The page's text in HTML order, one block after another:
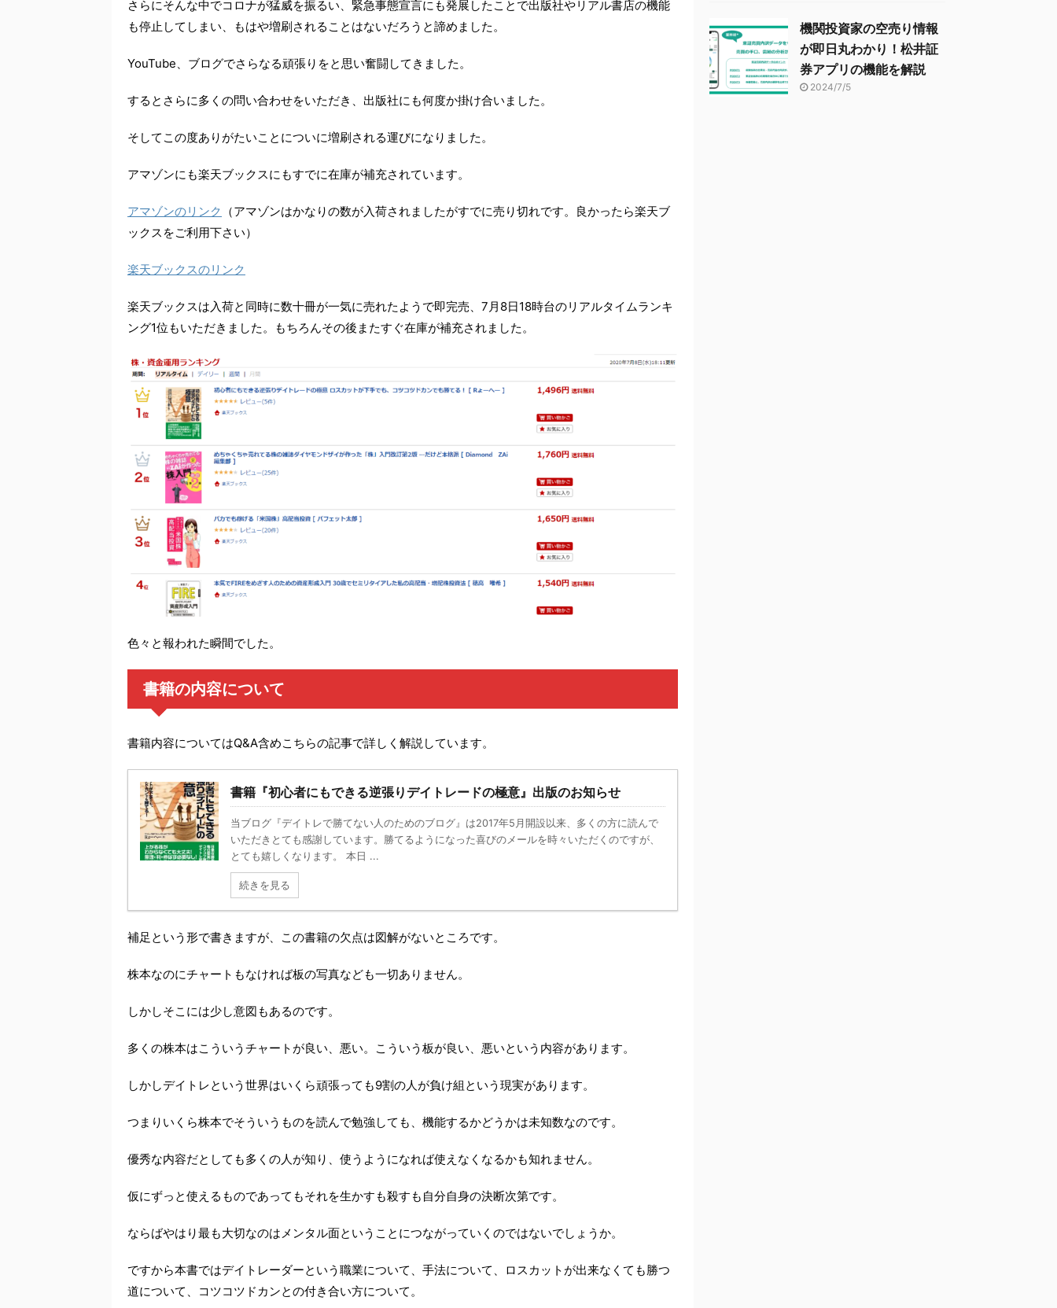
さらにそんな中でコロナが猛威を振るい、緊急事態宣言にも発展したことで出版社やリアル書店の機能
も停止してしまい、もはや増刷されることはないだろうと諦めました。
YouTube、ブログでさらなる頑張りをと思い奮闘してきました。
するとさらに多くの問い合わせをいただき、出版社にも何度か掛け合いました。
そしてこの度ありがたいことについに増刷される運びになりました。
アマゾンにも楽天ブックスにもすでに在庫が補充されています。
アマゾンのリンク （アマゾンはかなりの数が入荷されましたがすでに売り切れです。良かったら楽天ブ
ックスをご利用下さい）
楽天ブックスのリンク
楽天ブックスは入荷と同時に数十冊が一気に売れたようで即完売、7月8日18時台のリアルタイムランキ
ング1位もいただきました。もちろんその後またすぐ在庫が補充されました。
色々と報われた瞬間でした。
書籍の内容について
書籍内容についてはQ&A含めこちらの記事で詳しく解説しています。
書籍『初心者にもできる逆張りデイトレードの極意』出版のお知らせ
当ブログ『デイトレで勝てない人のためのブログ』は2017年5月開設以来、多くの方に読んで
いただきとても感謝しています。勝てるようになった喜びのメールを時々いただくのですが、
とても嬉しくなります。 本日 ...
続きを見る
補足という形で書きますが、この書籍の欠点は図解がないところです。
株本なのにチャートもなければ板の写真なども一切ありません。
しかしそこには少し意図もあるのです。
多くの株本はこういうチャートが良い、悪い。こういう板が良い、悪いという内容があります。
しかしデイトレという世界はいくら頑張っても9割の人が負け組という現実があります。
つまりいくら株本でそういうものを読んで勉強しても、機能するかどうかは未知数なのです。
優秀な内容だとしても多くの人が知り、使うようになれば使えなくなるかも知れません。
仮にずっと使えるものであってもそれを生かすも殺すも自分自身の決断次第です。
ならばやはり最も大切なのはメンタル面ということにつながっていくのではないでしょうか。
ですから本書ではデイトレーダーという職業について、手法について、ロスカットが出来なくても勝つ
道について、コツコツドカンとの付き合い方について。
機関投資家の空売り情報
が即日丸わかり！松井証
券アプリの機能を解説
2024/7/5